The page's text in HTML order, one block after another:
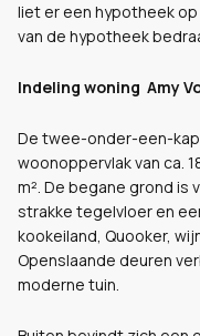
liet er een hypotheek
van de hypotheek
Indeling woning Amy
De twee-onder-een-
woonoppervlak van ca.
m². De begane grond is
strakke tegelvloer en
kookeiland, Quooker,
Openslaande deuren
moderne tuin.